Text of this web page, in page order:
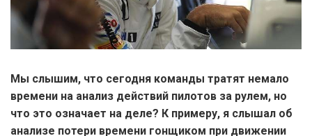
Мы слышим, что сегодня команды тратят немало
времени на анализ действий пилотов за рулем, но
что это означает на деле? К примеру, я слышал об
анализе потери времени гонщиком при движении